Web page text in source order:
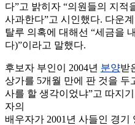
다”고 밝히자 “의원들의 지적
사과한다”고 시인했다. 다운
탈루 의혹에 대해선 “세금을
다)”이라고 말했다.
후보자 부인이 2004년 분양받
상가를 5개월 만에 판 것을 두
사를 할 생각이었냐”고 따지
자의
배우자가 2001년 사들인 경기